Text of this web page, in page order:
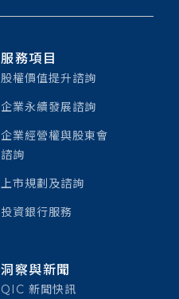
服務項目
股權價值提升諮詢
企業永續發展諮詢
企業經營權與股東會
諮詢
上市規劃及諮詢
投資銀行服務
洞察與新聞
QIC 新聞快訊